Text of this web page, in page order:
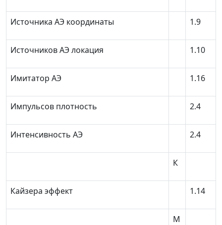
Источника АЭ координаты 1.9
Источников АЭ локация 1.10
Имитатор АЭ 1.16
Импульсов плотность 2.4
Интенсивность АЭ 2.4
К
Кайзера эффект 1.14
М